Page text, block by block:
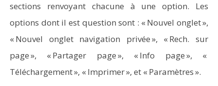
sections renvoyant chacune à une option. Les
options dont il est question sont : « Nouvel onglet »,
« Nouvel onglet navigation privée », « Rech. sur
page », « Partager page », « Info page », «
Téléchargement », « Imprimer », et « Paramètres ».